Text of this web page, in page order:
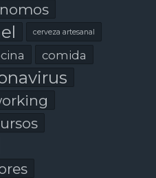
cerveza artesanal
comida